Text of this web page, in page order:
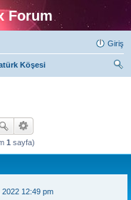
Forum
Giriş
Köşesi
1 sayfa)
2022 12:49 pm